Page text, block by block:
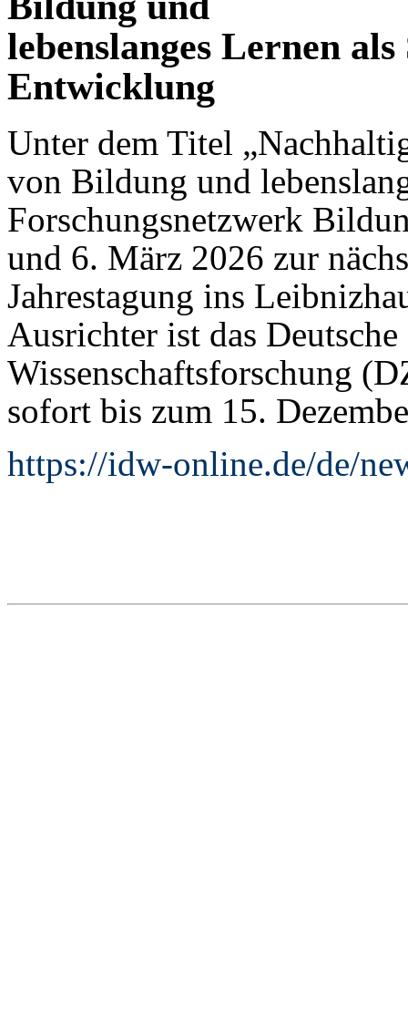
lebenslanges Lernen
Entwicklung
Unter dem Titel
von Bildung und
Forschungsnetzwerk
und 6. März 2026 zur
Jahrestagung ins
Ausrichter ist das
Wissenschaftsforschung
sofort bis zum 15.
https://idw-online.de/de/